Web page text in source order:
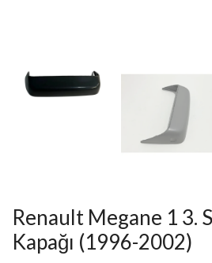
Renault Megane 1 3.
Kapağı (1996-2002)